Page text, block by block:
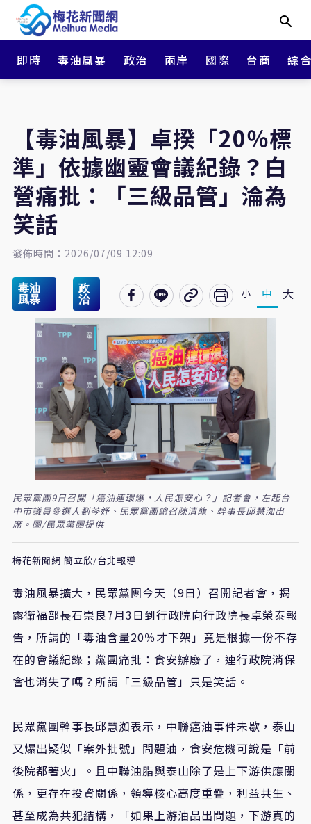
即時 毒油風暴 政治 兩岸 國際 台商 綜
【毒油風暴】卓揆「20％標
準」依據幽靈會議紀錄？白
營痛批：「三級品管」淪為
笑話
發佈時間：2026/07/09 12:09
毒油
風暴
政
治
小 中 大
民眾黨團9日召開「癌油連環爆，人民怎安心？」記者會，左起台
中市議員參選人劉芩妤、民眾黨團總召陳清龍、幹事長邱慧洳出
席。圖/民眾黨團提供
梅花新聞網 簡立欣/台北報導
毒油風暴擴大，民眾黨團今天（9日）召開記者會，揭
露衛福部長石崇良7月3日到行政院向行政院長卓榮泰報
告，所謂的「毒油含量20％才下架」竟是根據一份不存
在的會議紀錄；黨團痛批：食安辦廢了，連行政院消保
會也消失了嗎？所謂「三級品管」只是笑話。
民眾黨團幹事長邱慧洳表示，中聯癌油事件未歇，泰山
又爆出疑似「案外批號」問題油，食安危機可說是「前
後院都著火」。且中聯油脂與泰山除了是上下游供應關
係，更存在投資關係，領導核心高度重疊，利益共生、
甚至成為共犯結構，「如果上游油品出問題，下游真的